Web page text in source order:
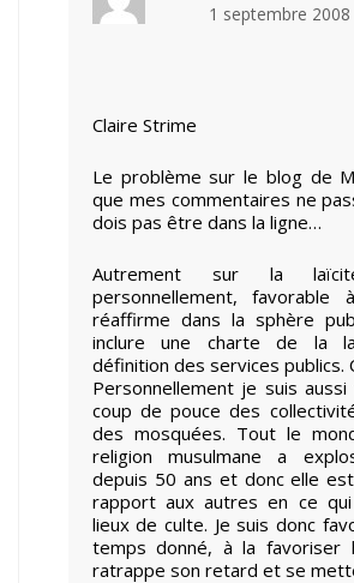
1 septembre
Claire Strime
Le problème sur le blog de
que mes commentaires ne
dois pas être dans la ligne…
Autrement sur la
personnellement, favorable
réaffirme dans la sphère
inclure une charte de la
définition des services publics.
Personnellement je suis
coup de pouce des
des mosquées. Tout le
religion musulmane a
depuis 50 ans et donc elle
rapport aux autres en ce
lieux de culte. Je suis donc
temps donné, à la favoriser
ratrappe son retard et se